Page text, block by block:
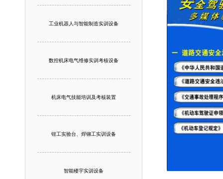
工业机器人与智能制造实训设备
数控机床电气维修实训考核设备
机床电气技能培训及考核装置
钳工实验台、焊铆工实训设备
智能楼宇实训设备